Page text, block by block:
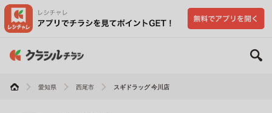
愛知県 西尾市 スギドラッグ 今川店